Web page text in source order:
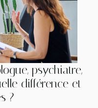
psychiatre,
différence et
?